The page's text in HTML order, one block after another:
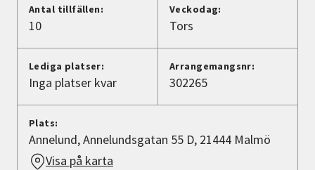
Lyssna
Antal tillfällen:
10
Veckodag:
Tors
Lediga platser:
Inga platser kvar
Arrangemangsnr:
302265
Plats:
Annelund, Annelundsgatan 55 D, 21444 Malmö
Visa på karta